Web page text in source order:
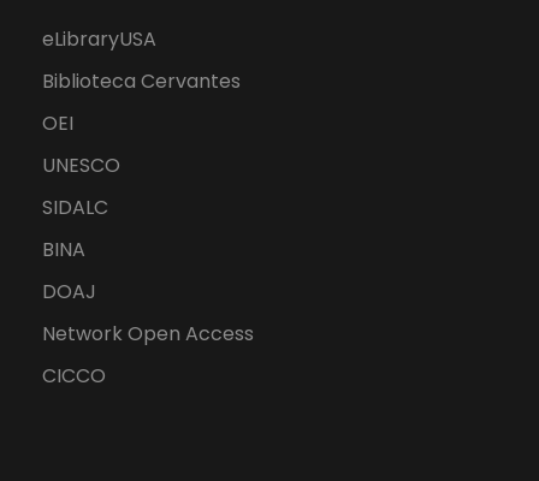
eLibraryUSA
Biblioteca Cervantes
OEI
UNESCO
SIDALC
BINA
DOAJ
Network Open Access
CICCO